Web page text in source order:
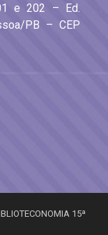
e 202 – Ed.
PB – CEP
15ª